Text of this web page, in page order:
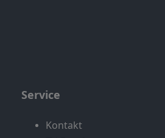
Service
Kontakt